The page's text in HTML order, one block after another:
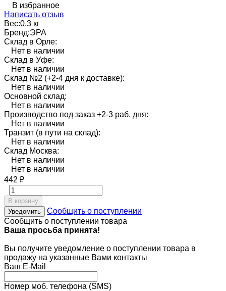
В избранное
Написать отзыв
Вес:0.3 кг
Бренд:ЭРА
Склад в Орле:
Нет в наличии
Склад в Уфе:
Нет в наличии
Склад №2 (+2-4 дня к доставке):
Нет в наличии
Основной склад:
Нет в наличии
Производство под заказ +2-3 раб. дня:
Нет в наличии
Транзит (в пути на склад):
Нет в наличии
Склад Москва:
Нет в наличии
Нет в наличии
442 ₽
В корзину
Уведомить
Сообщить о поступлении
Сообщить о поступлении товара
Ваша просьба принята!
Вы получите уведомление о поступлении товара в
продажу на указанные Вами контакты
Ваш E-Mail
Номер моб. телефона (SMS)